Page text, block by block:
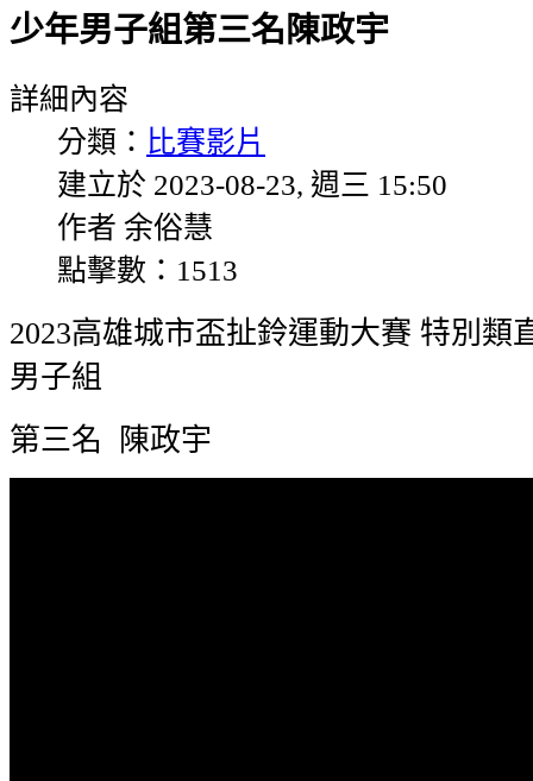
少年男子組第三名陳政宇
詳細內容
分類： 比賽影片
建立於 2023-08-23, 週三 15:50
作者 余俗慧
點擊數：1513
2023高雄城市盃扯鈴運動大賽 特別類
男子組
第三名 陳政宇